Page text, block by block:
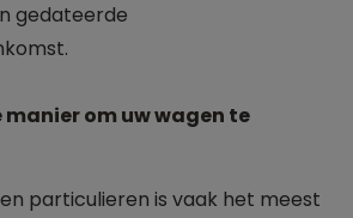
gedateerde
manier om uw wagen te
particulieren is vaak het meest